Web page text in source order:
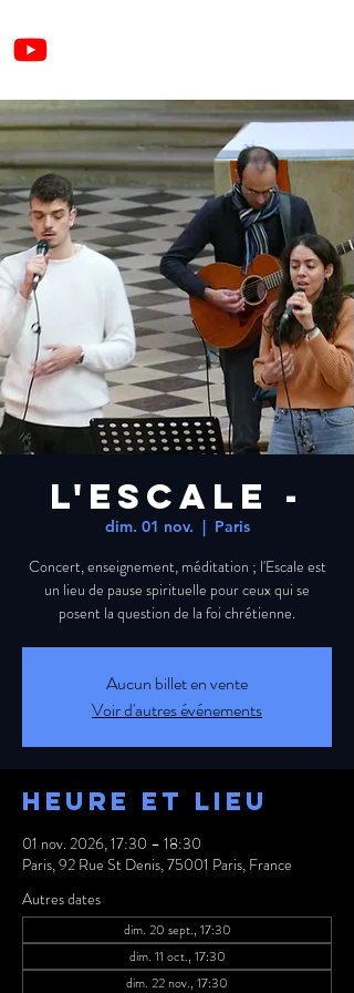
L'ESCALE -
dim. 01 nov.
  |
Paris
Concert, enseignement, méditation ; l'Escale est
un lieu de pause spirituelle pour ceux qui se
posent la question de la foi chrétienne.
Aucun billet en vente
Voir d'autres événements
Heure et lieu
01 nov. 2026, 17:30 – 18:30
Paris, 92 Rue St Denis, 75001 Paris, France
Autres dates
dim. 20 sept., 17:30
dim. 11 oct., 17:30
dim. 22 nov., 17:30